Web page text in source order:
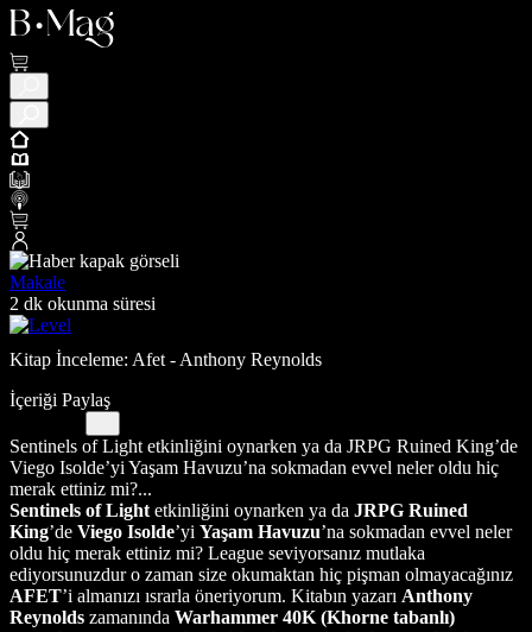
Makale
2 dk okunma süresi
Kitap İnceleme: Afet - Anthony Reynolds
İçeriği Paylaş
Sentinels of Light etkinliğini oynarken ya da JRPG Ruined King’de
Viego Isolde’yi Yaşam Havuzu’na sokmadan evvel neler oldu hiç
merak ettiniz mi?...
Sentinels of Light etkinliğini oynarken ya da JRPG Ruined
King’de Viego Isolde’yi Yaşam Havuzu’na sokmadan evvel neler
oldu hiç merak ettiniz mi? League seviyorsanız mutlaka
ediyorsunuzdur o zaman size okumaktan hiç pişman olmayacağınız
AFET’i almanızı ısrarla öneriyorum. Kitabın yazarı Anthony
Reynolds zamanında Warhammer 40K (Khorne tabanlı)